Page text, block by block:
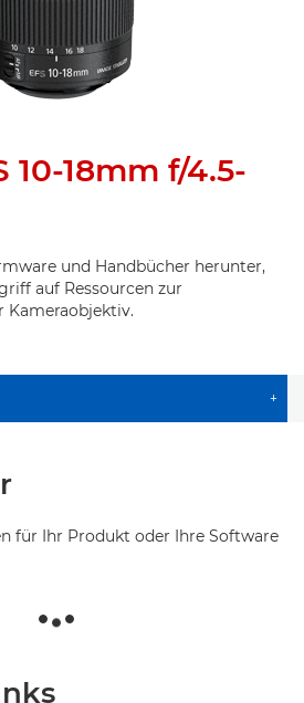
10-18mm f/4.5-
und Handbücher herunter,
auf Ressourcen zur
Kameraobjektiv.
+
für Ihr Produkt oder Ihre Software